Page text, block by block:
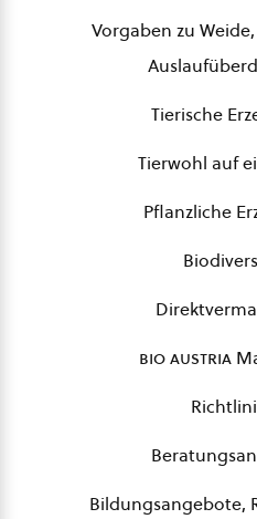
Vorgaben zu
Tierische
Tierwohl auf
Pflanzliche
bio austria
Bildungsangebote,